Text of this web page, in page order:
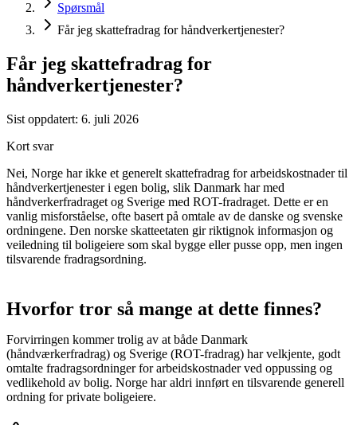
Spørsmål
Får jeg skattefradrag for håndverkertjenester?
Får jeg skattefradrag for
håndverkertjenester?
Sist oppdatert: 6. juli 2026
Kort svar
Nei, Norge har ikke et generelt skattefradrag for arbeidskostnader til
håndverkertjenester i egen bolig, slik Danmark har med
håndverkerfradraget og Sverige med ROT-fradraget. Dette er en
vanlig misforståelse, ofte basert på omtale av de danske og svenske
ordningene. Den norske skatteetaten gir riktignok informasjon og
veiledning til boligeiere som skal bygge eller pusse opp, men ingen
tilsvarende fradragsordning.
Hvorfor tror så mange at dette finnes?
Forvirringen kommer trolig av at både Danmark
(håndværkerfradrag) og Sverige (ROT-fradrag) har velkjente, godt
omtalte fradragsordninger for arbeidskostnader ved oppussing og
vedlikehold av bolig. Norge har aldri innført en tilsvarende generell
ordning for private boligeiere.